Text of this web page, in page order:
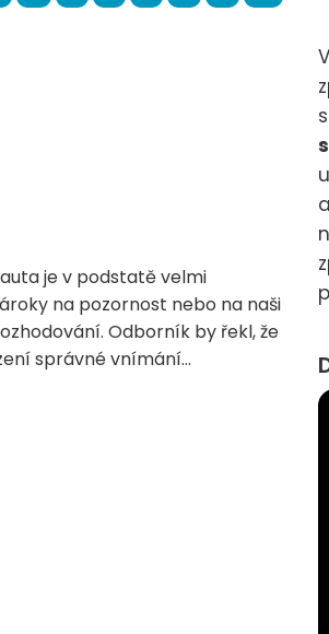
je v podstatě velmi
na pozornost nebo na naši
Odborník by řekl, že
správné vnímání...